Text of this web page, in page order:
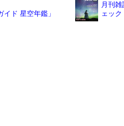
ド 星空年鑑」
月刊
ェック